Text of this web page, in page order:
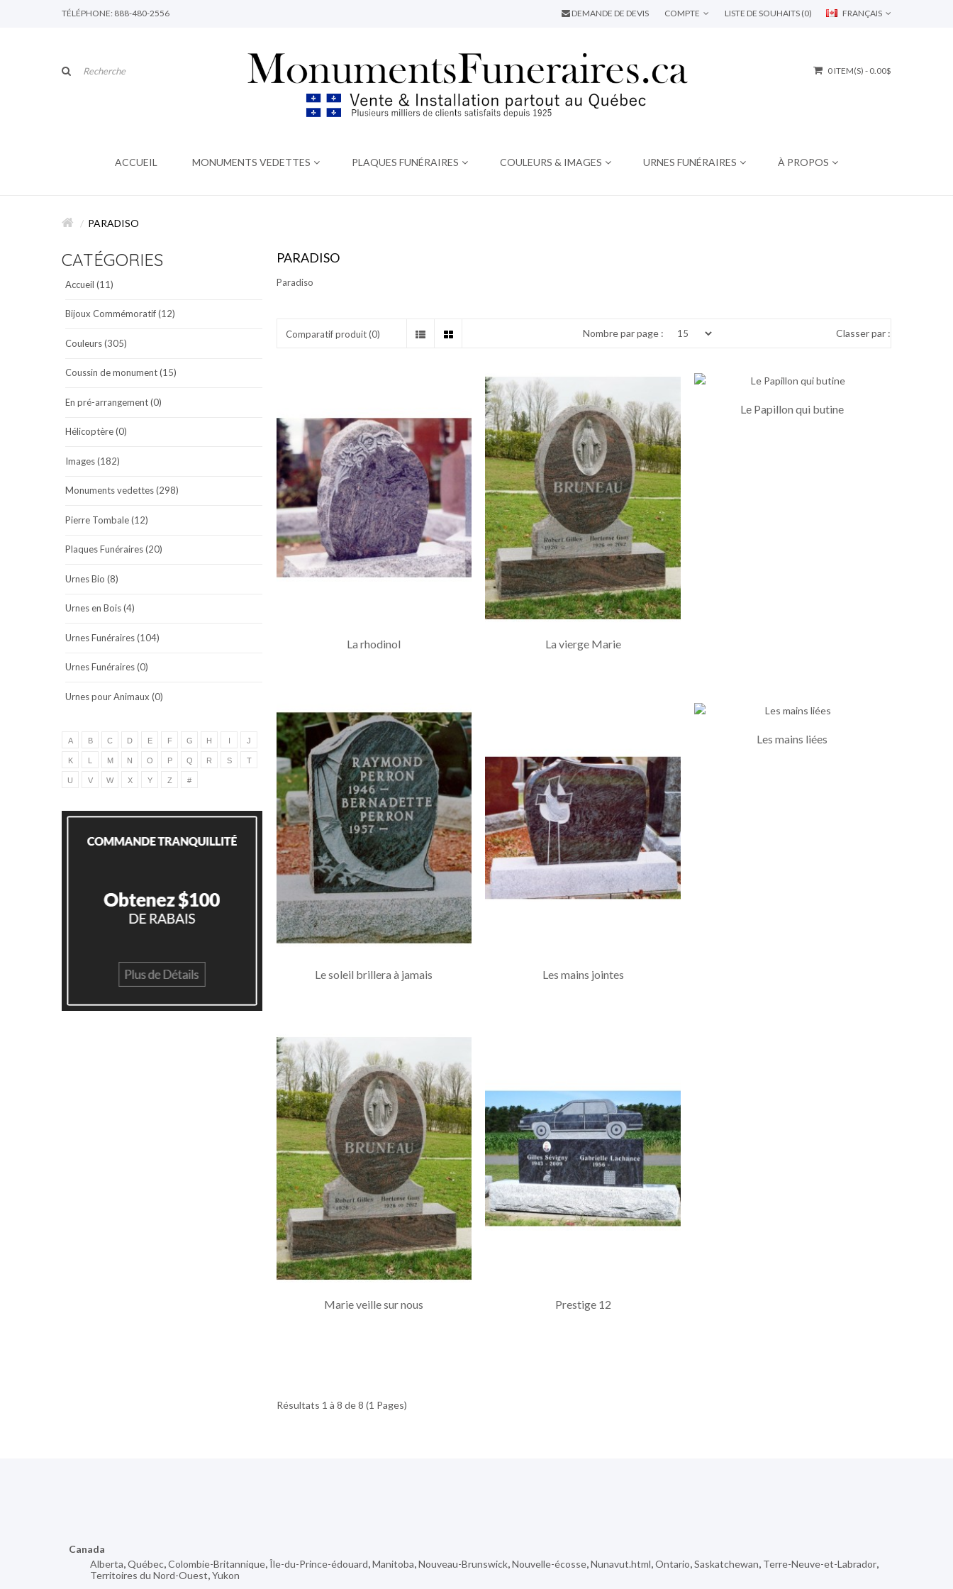
TÉLÉPHONE: 888-480-2556 FRANÇAIS
DEMANDE DE DEVIS COMPTE LISTE DE SOUHAITS (0)
0 ITEM(S) - 0.00$
ACCUEIL MONUMENTS VEDETTES PLAQUES FUNÉRAIRES COULEURS & IMAGES URNES FUNÉRAIRES À PROPOS
PARADISO
CATÉGORIES
Accueil (11)
Bijoux Commémoratif (12)
Couleurs (305)
Coussin de monument (15)
En pré-arrangement (0)
Hélicoptère (0)
Images (182)
Monuments vedettes (298)
Pierre Tombale (12)
Plaques Funéraires (20)
Urnes Bio (8)
Urnes en Bois (4)
Urnes Funéraires (104)
Urnes Funéraires (0)
Urnes pour Animaux (0)
A B C D E F G H I J
K L M N O P Q R S T
U V W X Y Z #
PARADISO
Paradiso
Comparatif produit (0) Classer par :
Nombre par page :
La rhodinol La vierge Marie
Le Papillon qui butine
Le soleil brillera à jamais Les mains jointes
Les mains liées
Marie veille sur nous Prestige 12
Résultats 1 à 8 de 8 (1 Pages)
Canada
Alberta,Québec,Colombie-Britannique,Île-du-Prince-édouard,Manitoba,Nouveau-Brunswick,Nouvelle-écosse,Nunavut.html,Ontario,Saskatchewan, Terre-Neuve-et-Labrador,
Territoires du Nord-Ouest,Yukon